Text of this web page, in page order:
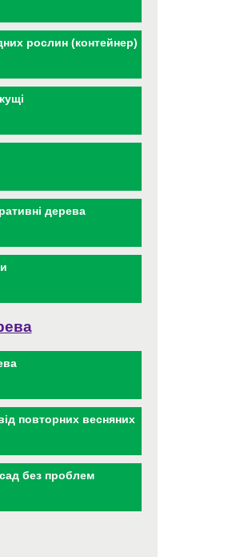
рослин (контейнер)
дерева
повторних весняних
без проблем